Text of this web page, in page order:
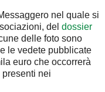
nel quale si
del dossier
delle foto sono
le vedete pubblicate
euro che occorrerà
nei